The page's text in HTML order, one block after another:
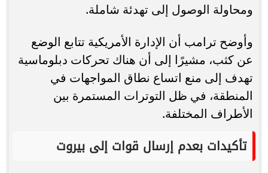
ومحاولة الوصول إلى تهدئة شاملة.
وأوضح ترامب أن الإدارة الأمريكية تتابع الوضع
عن كثب، مشيرًا إلى أن هناك تحركات دبلوماسية
تهدف إلى منع اتساع نطاق المواجهات في
المنطقة، في ظل التوترات المستمرة بين
الأطراف المختلفة.
تأكيدات بعدم إرسال قوات إلى بيروت